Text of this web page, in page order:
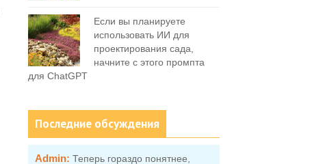
Если вы планируете
использовать ИИ для
проектирования сада,
начните с этого промпта
для ChatGPT
Последние обсуждения
Admin: Теперь гораздо понятнее,